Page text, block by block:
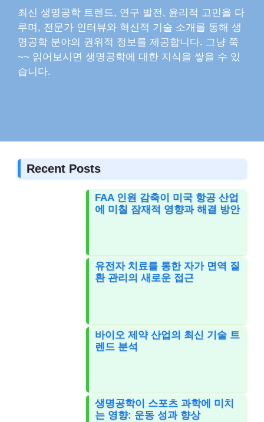
최신 생명공학 트렌드, 연구 발전, 윤리적 고민을 다
루며, 전문가 인터뷰와 혁신적 기술 소개를 통해 생
명공학 분야의 권위적 정보를 제공합니다. 그냥 쭉
~~ 읽어보시면 생명공학에 대한 지식을 쌓을 수 있
습니다.
Recent Posts
FAA 인원 감축이 미국 항공 산업
에 미칠 잠재적 영향과 해결 방안
유전자 치료를 통한 자가 면역 질
환 관리의 새로운 접근
바이오 제약 산업의 최신 기술 트
렌드 분석
생명공학이 스포츠 과학에 미치
는 영향: 운동 성과 향상